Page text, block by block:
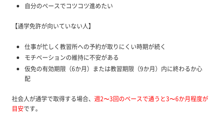
自分のペースでコツコツ進めたい
【通学免許が向いていない人】
仕事が忙しく教習所への予約が取りにくい時期が続く
モチベーションの維持に不安がある
仮免の有効期限（6か月）または教習期限（9か月）内に終わるか心
配
社会人が通学で取得する場合、 週2〜3回のペースで通うと3〜6か月程度が
目安です。